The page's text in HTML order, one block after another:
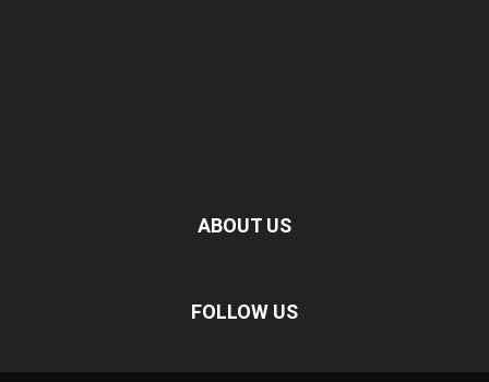
ABOUT US
FOLLOW US